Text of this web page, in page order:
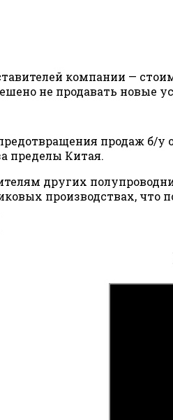
компании —
не продавать новые
продаж б/у
пределы Китая.
других
производствах,